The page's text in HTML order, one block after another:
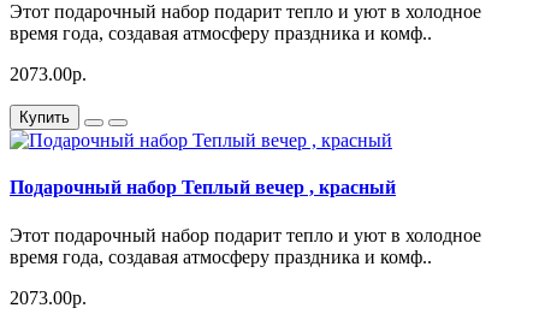
Этот подарочный набор подарит тепло и уют в холодное
время года, создавая атмосферу праздника и комф..
2073.00р.
Купить
Подарочный набор Теплый вечер , красный
Этот подарочный набор подарит тепло и уют в холодное
время года, создавая атмосферу праздника и комф..
2073.00р.